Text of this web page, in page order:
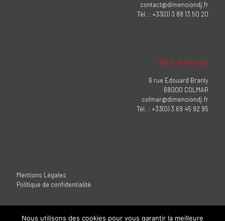
contact@dimensiondj.fr
Tél. : +33(0) 3 88 13 50 20
HAUT-RHIN (68)
6 rue Edouard Branly
68000 COLMAR
colmar@dimensiondj.fr
Tél. : +33(0) 3 69 45 92 95
Mentions Légales
Politique de confidentialité
Nous utilisons des cookies pour vous garantir la meilleure